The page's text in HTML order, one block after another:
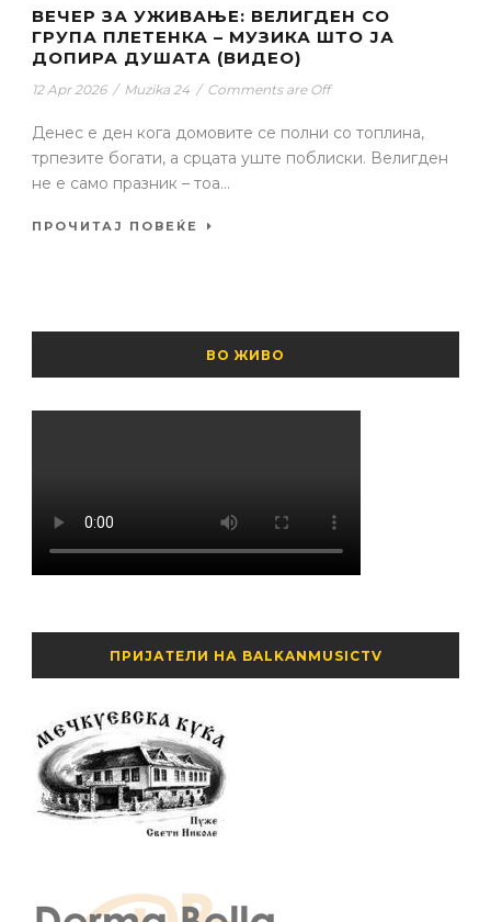
ВЕЧЕР ЗА УЖИВАЊЕ: ВЕЛИГДЕН СО
ГРУПА ПЛЕТЕНКА – МУЗИКА ШТО ЈА
ДОПИРА ДУШАТА (ВИДЕО)
12 Apr 2026 / Muzika 24 / Comments are Off
Денес е ден кога домовите се полни со топлина,
трпезите богати, а срцата уште поблиски. Велигден
не е само празник – тоа...
ПРОЧИТАЈ ПОВЕЌЕ
ВО ЖИВО
ПРИЈАТЕЛИ НА BALKANMUSICTV